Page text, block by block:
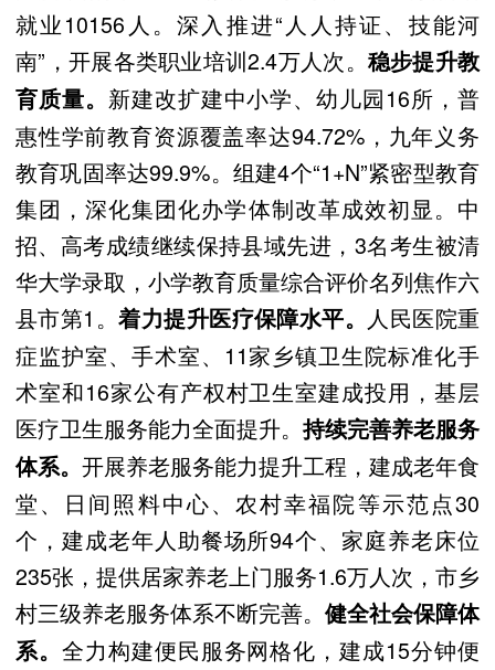
就业10156人。深入推进“人人持证、技能河
南”，开展各类职业培训2.4万人次。 稳步提升教
育质量。 新建改扩建中小学、幼儿园16所，普
惠性学前教育资源覆盖率达94.72%，九年义务
教育巩固率达99.9%。组建4个“1+N”紧密型教育
集团，深化集团化办学体制改革成效初显。中
招、高考成绩继续保持县域先进，3名考生被清
华大学录取，小学教育质量综合评价名列焦作六
县市第1。着力提升医疗保障水平。 人民医院重
症监护室、手术室、11家乡镇卫生院标准化手
术室和16家公有产权村卫生室建成投用，基层
医疗卫生服务能力全面提升。 持续完善养老服务
体系。 开展养老服务能力提升工程，建成老年食
堂、日间照料中心、农村幸福院等示范点30
个，建成老年人助餐场所94个、家庭养老床位
235张，提供居家养老上门服务1.6万人次，市乡
村三级养老服务体系不断完善。 健全社会保障体
系。 全力构建便民服务网格化，建成15分钟便